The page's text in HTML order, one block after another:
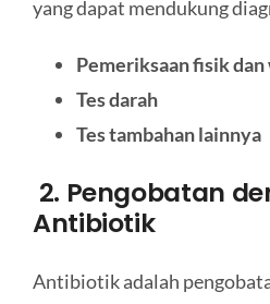
yang dapat mendukung
Pemeriksaan fisik
Tes darah
Tes tambahan lainnya
2. Pengobatan
Antibiotik
Antibiotik adalah